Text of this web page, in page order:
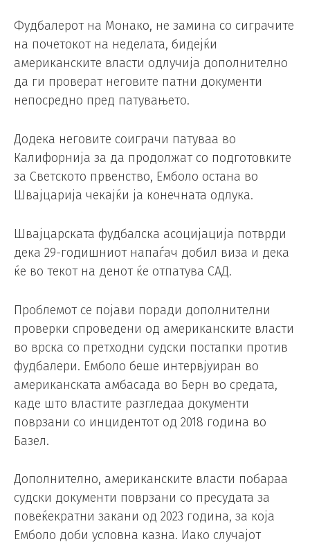
Фудбалерот на Монако, не замина со сиграчите
на почетокот на неделата, бидејќи
американските власти одлучија дополнително
да ги проверат неговите патни документи
непосредно пред патувањето.
Додека неговите соиграчи патуваа во
Калифорнија за да продолжат со подготовките
за Светското првенство, Емболо остана во
Швајцарија чекајќи ја конечната одлука.
Швајцарската фудбалска асоцијација потврди
дека 29-годишниот напаѓач добил виза и дека
ќе во текот на денот ќе отпатува САД.
Проблемот се појави поради дополнителни
проверки спроведени од американските власти
во врска со претходни судски постапки против
фудбалери. Емболо беше интервјуиран во
американската амбасада во Берн во средата,
каде што властите разгледаа документи
поврзани со инцидентот од 2018 година во
Базел.
Дополнително, американските власти побараа
судски документи поврзани со пресудата за
повеќекратни закани од 2023 година, за која
Емболо доби условна казна. Иако случајот